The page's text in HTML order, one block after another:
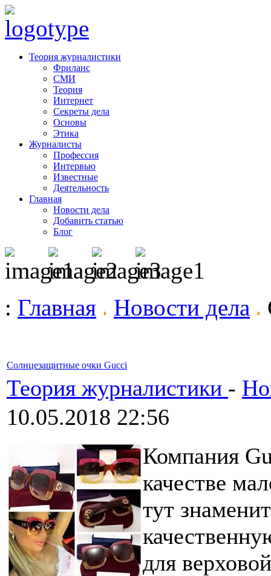
Теория журналистики
Фриланс
СМИ
Теория
Интернет
Секреты дела
Основы
Этика
Журналисты
Профессия
Интервью
Известные
Деятельность
Главная
Новости дела
Добавить статью
Блог
: Главная Новости дела
Солнцезащитные очки Gucci
Теория журналистики -
10.05.2018 22:56
Компания
качестве
тут
для